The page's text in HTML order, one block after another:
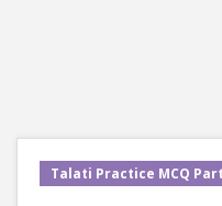
Talati Practice MCQ